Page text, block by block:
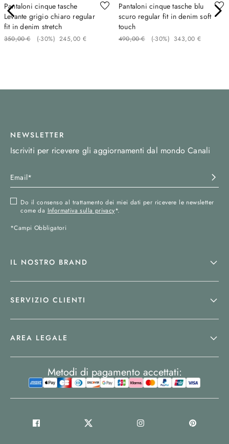
Pantaloni cinque tasche
Levante grigio chiaro regular
fit in denim stretch
350,00 € (-30%) 245,00 €
Pantaloni cinque tasche blu
scuro regular fit in denim soft
touch
490,00 € (-30%) 343,00 €
NEWSLETTER
Iscriviti per ricevere gli aggiornamenti dal mondo Canali
Do il consenso al trattamento dei miei dati per ricevere le newsletter
come da Informativa sulla privacy*.
*Campi Obbligatori
IL NOSTRO BRAND
SERVIZIO CLIENTI
AREA LEGALE
Metodi di pagamento accettati: